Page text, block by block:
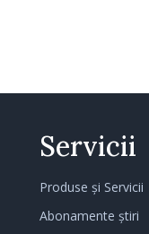
Servicii
Produse și Servicii
Abonamente știri